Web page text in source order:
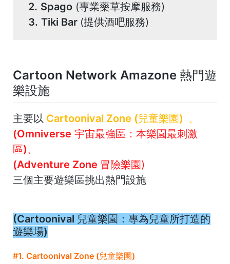
2. Spago (專業藥草按摩服務)
3. Tiki Bar (提供酒吧服務)
Cartoon Network Amazone 熱門遊
樂設施
主要以 Cartoonival Zone (兒童樂園) 、
(Omniverse 宇宙最強區：本樂園最刺激
區)、
(Adventure Zone 冒險樂園)
三個主要遊樂區挑出熱門設施
(Cartoonival 兒童樂園：專為兒童所打造的
遊樂場)
#1. Cartoonival Zone (兒童樂園)